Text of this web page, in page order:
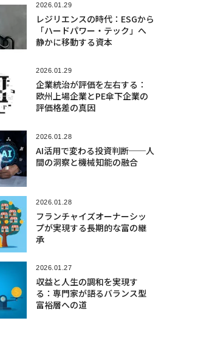
2026.01.29
レジリエンスの時代：ESGから
「ハードパワー・テック」へ
静かに移動する資本
2026.01.29
企業統治が評価を左右する：
欧州上場企業とPE傘下企業の
評価格差の真因
2026.01.28
AI活用で変わる投資判断──人
間の洞察と機械知能の融合
2026.01.28
フランチャイズオーナーシッ
プが実現する長期的な富の継
承
2026.01.27
収益と人生の調和を実現す
る：専門家が語るバランス型
富裕層への道